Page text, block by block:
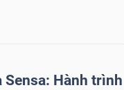
Sensa: Hành trình